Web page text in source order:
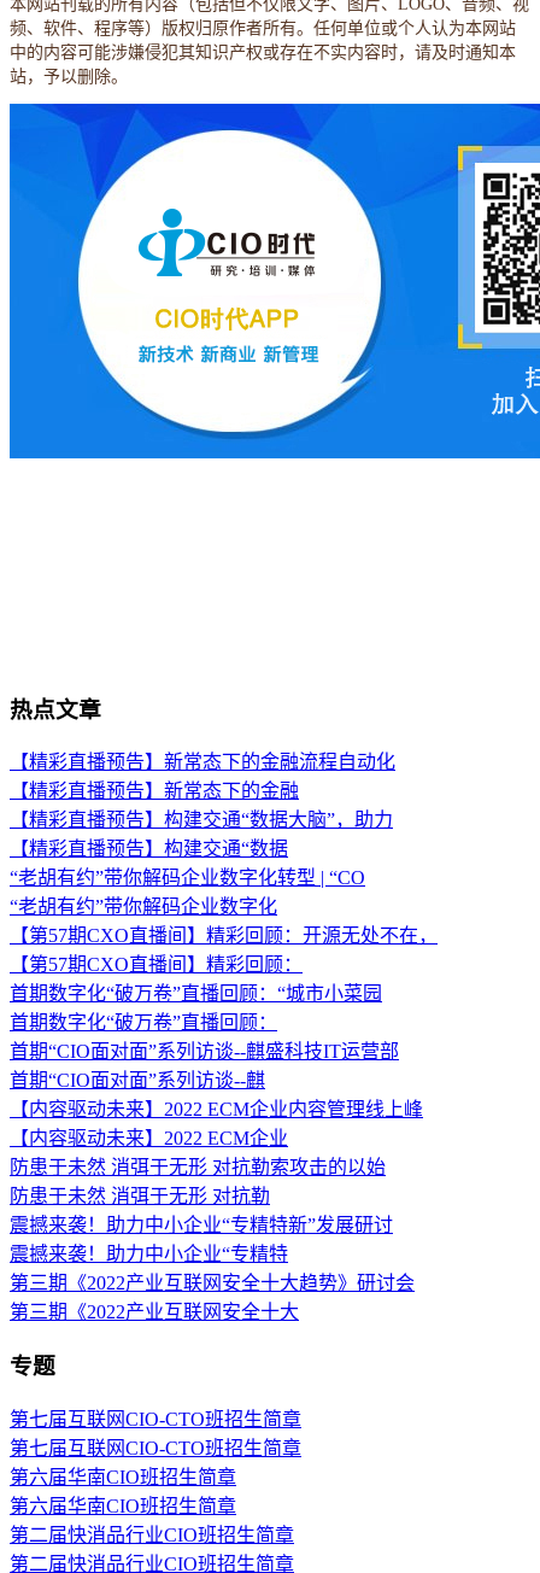
本网站刊载的所有内容（包括但不仅限文字、图片、LOGO、音频、视
频、软件、程序等）版权归原作者所有。任何单位或个人认为本网站
中的内容可能涉嫌侵犯其知识产权或存在不实内容时，请及时通知本
站，予以删除。
热点文章
【精彩直播预告】新常态下的金融流程自动化
【精彩直播预告】新常态下的金融
【精彩直播预告】构建交通“数据大脑”，助力
【精彩直播预告】构建交通“数据
“老胡有约”带你解码企业数字化转型 | “CO
“老胡有约”带你解码企业数字化
【第57期CXO直播间】精彩回顾：开源无处不在，
【第57期CXO直播间】精彩回顾：
首期数字化“破万卷”直播回顾：“城市小菜园
首期数字化“破万卷”直播回顾：
首期“CIO面对面”系列访谈--麒盛科技IT运营部
首期“CIO面对面”系列访谈--麒
【内容驱动未来】2022 ECM企业内容管理线上峰
【内容驱动未来】2022 ECM企业
防患于未然 消弭于无形 对抗勒索攻击的以始
防患于未然 消弭于无形 对抗勒
震撼来袭！助力中小企业“专精特新”发展研讨
震撼来袭！助力中小企业“专精特
第三期《2022产业互联网安全十大趋势》研讨会
第三期《2022产业互联网安全十大
专题
第七届互联网CIO-CTO班招生简章
第七届互联网CIO-CTO班招生简章
第六届华南CIO班招生简章
第六届华南CIO班招生简章
第二届快消品行业CIO班招生简章
第二届快消品行业CIO班招生简章